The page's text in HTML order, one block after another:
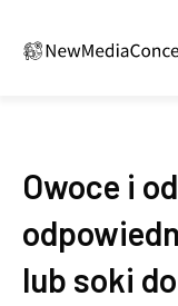
Owoce i
lub soki